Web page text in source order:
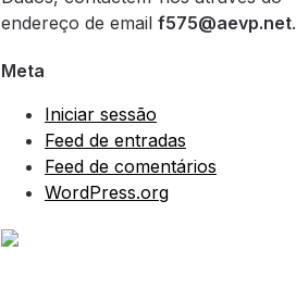
endereço de email f575@aevp.net.
Meta
Iniciar sessão
Feed de entradas
Feed de comentários
WordPress.org